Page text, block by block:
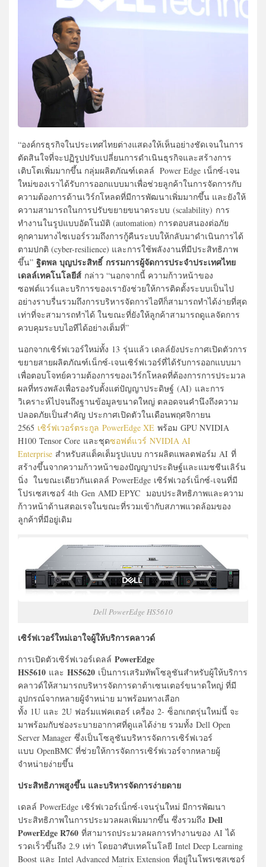
“องค์กรธุรกิจในประเทศไทยต่างแสดงให้เห็นอย่างชัดเจนในการ
ตัดสินใจที่จะปฏิรูปปรับเปลี่ยนการดำเนินธุรกิจและสร้างการ
เติบโตเพิ่มมากขึ้น กลุ่มผลิตภัณฑ์เดลล์ Power Edge เน็กซ์-เจน
ใหม่ของเราได้รับการออกแบบมาเพื่อช่วยลูกค้าในการจัดการกับ
ความต้องการด้านเวิร์กโหลดที่มีการพัฒนาเพิ่มมากขึ้น และยังให้
ความสามารถในการปรับขยายขนาดระบบ (scalability) การ
ทำงานในรูปแบบอัตโนมัติ (automation) การตอบสนองต่อภัย
คุกคามทางไซเบอร์รวมถึงการกู้คืนระบบให้กลับมาดำเนินการได้
ตามปกติ (cyber-resilience) และการใช้พลังงานที่มีประสิทธิภาพ
ขึ้น” ฐิตพล บุญประสิทธิ์ กรรมการผู้จัดการประจำประเทศไทย
เดลล์เทคโนโลยีส์ กล่าว “นอกจากนี้ ความก้าวหน้าของ
ซอฟต์แวร์และบริการของเรายังช่วยให้การติดตั้งระบบเป็นไป
อย่างราบรื่นรวมถึงการบริหารจัดการไอทีก็สามารถทำได้ง่ายที่สุด
เท่าที่จะสามารถทำได้ ในขณะที่ยังให้ลูกค้าสามารถดูแลจัดการ
ควบคุมระบบไอทีได้อย่างเต็มที่”
นอกจากเซิร์ฟเวอร์ใหม่ทั้ง 13 รุ่นแล้ว เดลล์ยังประกาศเปิดตัวการ
ขยายสายผลิตภัณฑ์เน็กซ์-เจนเซิร์ฟเวอร์ที่ได้รับการออกแบบมา
เพื่อตอบโจทย์ความต้องการของเวิร์กโหลดที่ต้องการการประมวล
ผลที่ทรงพลังเพื่อรองรับตั้งแต่ปัญญาประดิษฐ์ (AI) และการ
วิเคราะห์ไปจนถึงฐานข้อมูลขนาดใหญ่ ตลอดจนคำนึงถึงความ
ปลอดภัยเป็นสำคัญ ประกาศเปิดตัวในเดือนพฤศจิกายน
2565 เซิร์ฟเวอร์ตระกูล PowerEdge XE พร้อม GPU NVIDIA
H100 Tensor Core และชุดซอฟต์แวร์ NVIDIA AI
Enterprise สำหรับสแต็คเต็มรูปแบบ การผลิตแพลตฟอร์ม AI ที่
สร้างขึ้นจากความก้าวหน้าของปัญญาประดิษฐ์และแมชชีนเลิร์น
นิ่ง ในขณะเดียวกันเดลล์ PowerEdge เซิร์ฟเวอร์เน็กซ์-เจนที่มี
โปรเซสเซอร์ 4th Gen AMD EPYC มอบประสิทธิภาพและความ
ก้าวหน้าด้านสตอเรจในขณะที่รวมเข้ากับสภาพแวดล้อมของ
ลูกค้าที่มีอยู่เดิม
Dell PowerEdge HS5610
เซิร์ฟเวอร์ใหม่เอาใจผู้ให้บริการคลาวด์
การเปิดตัวเซิร์ฟเวอร์เดลล์ PowerEdge
HS5610 และ HS5620 เป็นการเสริมทัพโซลูชันสำหรับผู้ให้บริการ
คลาวด์ให้สามารถบริหารจัดการดาต้าเซนเตอร์ขนาดใหญ่ ที่มี
อุปกรณ์จากหลายผู้จำหน่าย มาพร้อมทางเลือก
ทั้ง 1U และ 2U ฟอร์มแฟคเตอร์ เครื่อง 2- ซ็อกเกตรุ่นใหม่นี้ จะ
มาพร้อมกับช่องระบายอากาศที่ดูแลได้ง่าย รวมทั้ง Dell Open
Server Manager ซึ่งเป็นโซลูชันบริหารจัดการเซิร์ฟเวอร์
แบบ OpenBMC ที่ช่วยให้การจัดการเซิร์ฟเวอร์จากหลายผู้
จำหน่ายง่ายขึ้น
ประสิทธิภาพสูงขึ้น และบริหารจัดการง่ายดาย
เดลล์ PowerEdge เซิร์ฟเวอร์เน็กซ์-เจนรุ่นใหม่ มีการพัฒนา
ประสิทธิภาพในการประมวลผลเพิ่มมากขึ้น ซึ่งรวมถึง Dell
PowerEdge R760 ที่สามารถประมวลผลการทำงานของ AI ได้
รวดเร็วขึ้นถึง 2.9 เท่า โดยอาศับเทคโนโลยี Intel Deep Learning
Boost และ Intel Advanced Matrix Extension ที่อยู่ในโพรเซสเซอร์